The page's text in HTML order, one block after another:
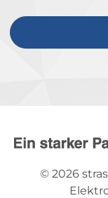
© 2026